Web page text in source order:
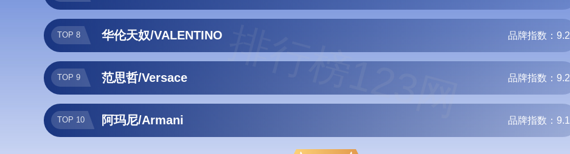
TOP 8 华伦天奴/VALENTINO 品牌指数：9.2
TOP 9 范思哲/Versace 品牌指数：9.2
TOP 10 阿玛尼/Armani 品牌指数：9.1
排行榜123网